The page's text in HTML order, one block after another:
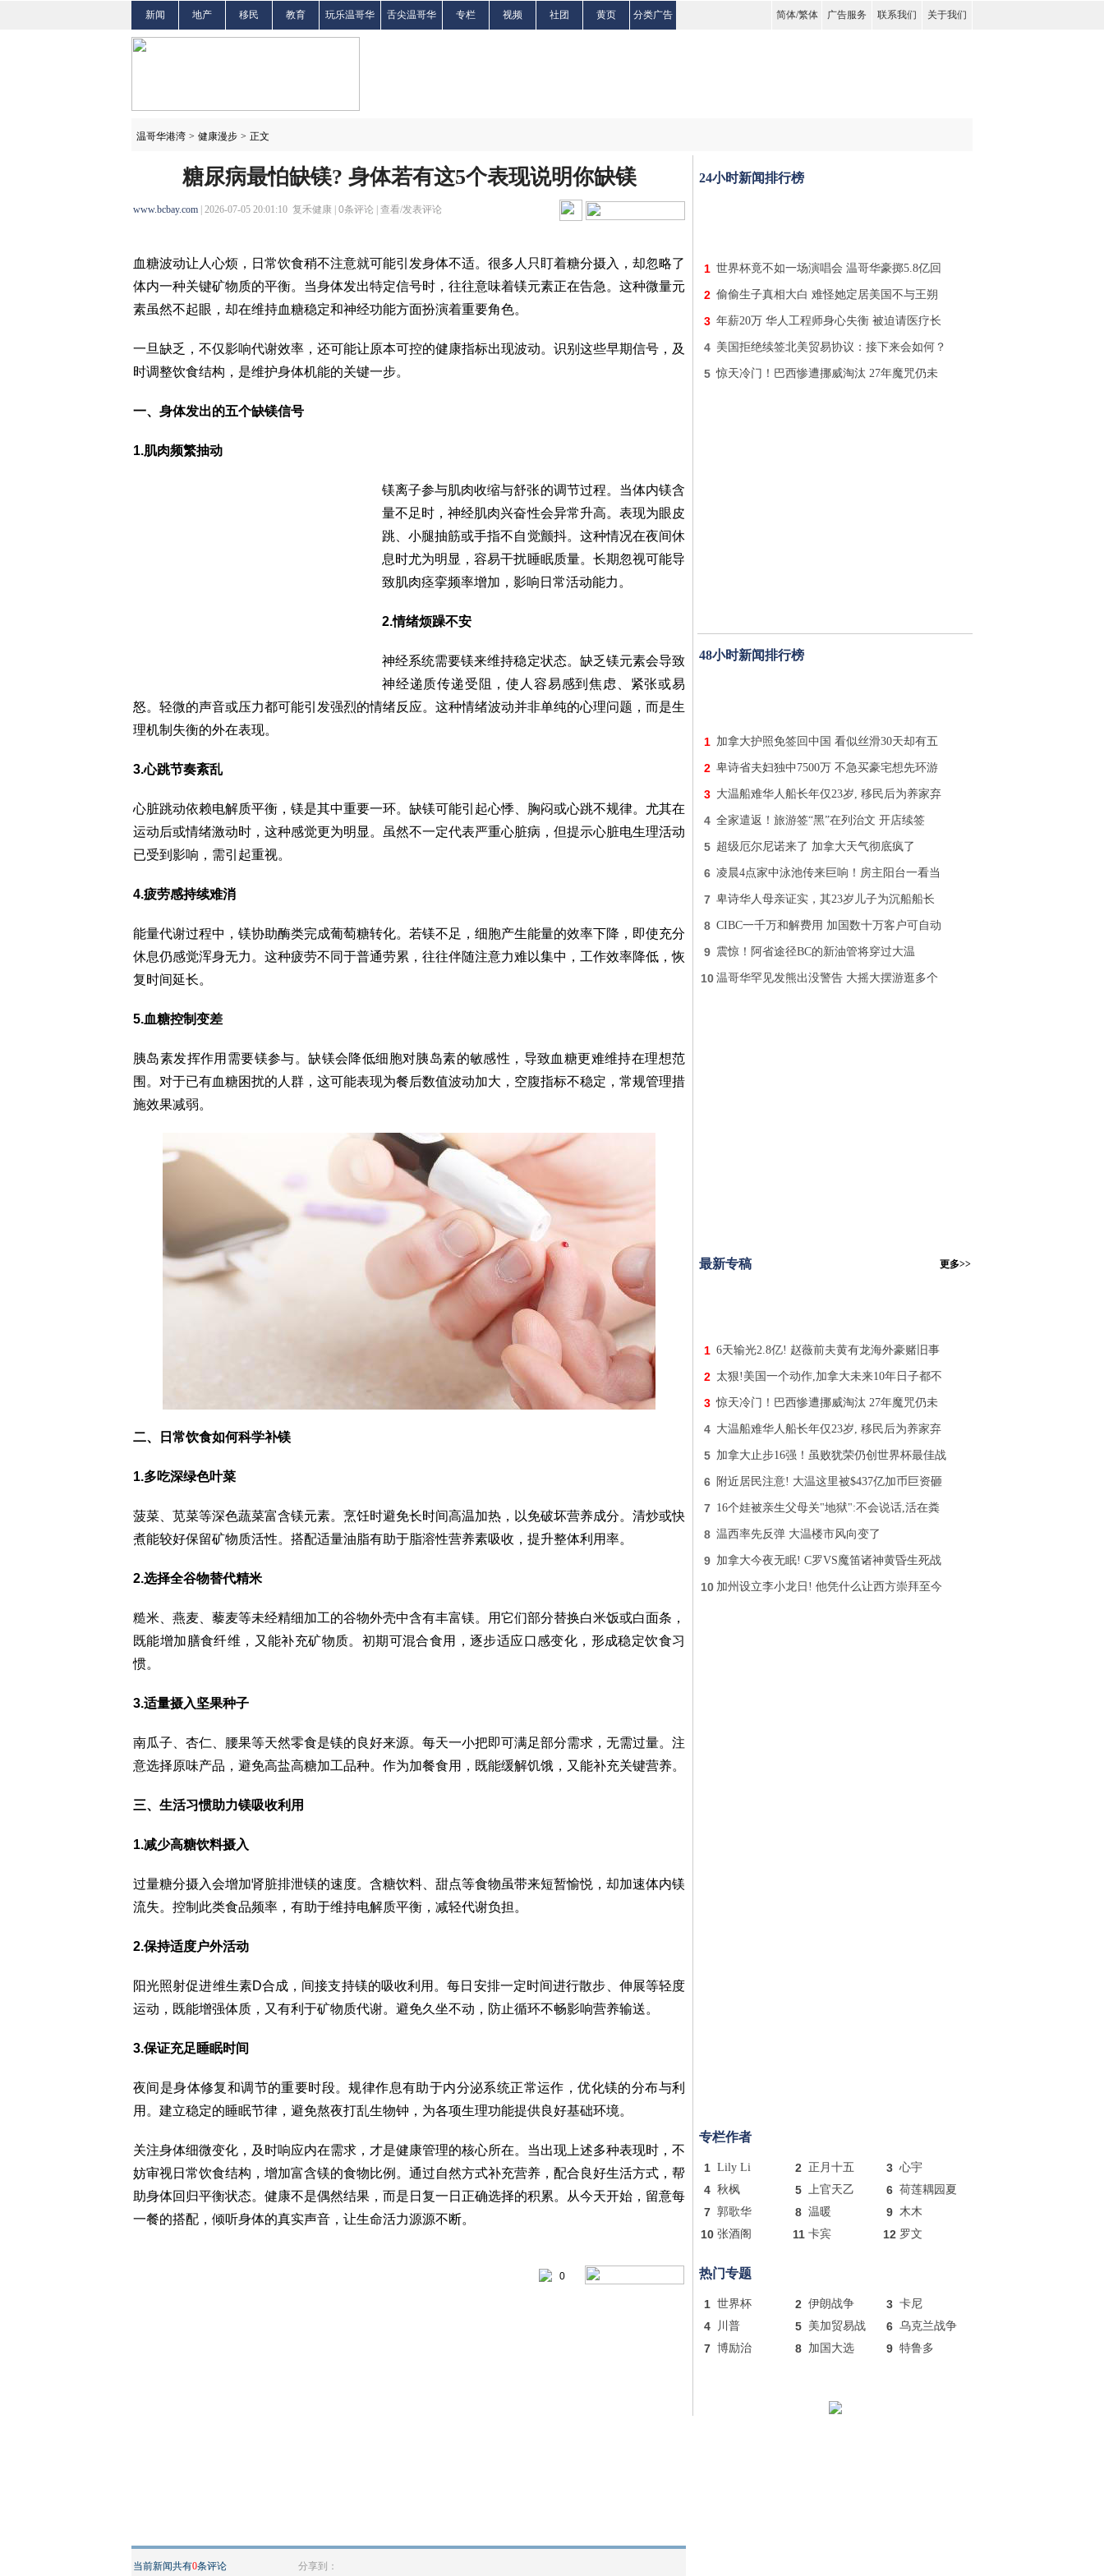
新闻 地产 移民 教育 玩乐温哥华 舌尖温哥华 专栏 视频 社团 黄页 分类广告 简体/繁体 广告服务 联系我们 关于我们
温哥华港湾 > 健康漫步 > 正文
糖尿病最怕缺镁? 身体若有这5个表现说明你缺镁
www.bcbay.com | 2026-07-05 20:01:10 复禾健康 | 0条评论 | 查看/发表评论
血糖波动让人心烦，日常饮食稍不注意就可能引发身体不适。很多人只盯着糖分摄入，却忽略了
体内一种关键矿物质的平衡。当身体发出特定信号时，往往意味着镁元素正在告急。这种微量元
素虽然不起眼，却在维持血糖稳定和神经功能方面扮演着重要角色。
一旦缺乏，不仅影响代谢效率，还可能让原本可控的健康指标出现波动。识别这些早期信号，及
时调整饮食结构，是维护身体机能的关键一步。
一、身体发出的五个缺镁信号
1.肌肉频繁抽动
镁离子参与肌肉收缩与舒张的调节过程。当体内镁含
量不足时，神经肌肉兴奋性会异常升高。表现为眼皮
跳、小腿抽筋或手指不自觉颤抖。这种情况在夜间休
息时尤为明显，容易干扰睡眠质量。长期忽视可能导
致肌肉痉挛频率增加，影响日常活动能力。
2.情绪烦躁不安
神经系统需要镁来维持稳定状态。缺乏镁元素会导致
神经递质传递受阻，使人容易感到焦虑、紧张或易
怒。轻微的声音或压力都可能引发强烈的情绪反应。这种情绪波动并非单纯的心理问题，而是生
理机制失衡的外在表现。
3.心跳节奏紊乱
心脏跳动依赖电解质平衡，镁是其中重要一环。缺镁可能引起心悸、胸闷或心跳不规律。尤其在
运动后或情绪激动时，这种感觉更为明显。虽然不一定代表严重心脏病，但提示心脏电生理活动
已受到影响，需引起重视。
4.疲劳感持续难消
能量代谢过程中，镁协助酶类完成葡萄糖转化。若镁不足，细胞产生能量的效率下降，即使充分
休息仍感觉浑身无力。这种疲劳不同于普通劳累，往往伴随注意力难以集中，工作效率降低，恢
复时间延长。
5.血糖控制变差
胰岛素发挥作用需要镁参与。缺镁会降低细胞对胰岛素的敏感性，导致血糖更难维持在理想范
围。对于已有血糖困扰的人群，这可能表现为餐后数值波动加大，空腹指标不稳定，常规管理措
施效果减弱。
二、日常饮食如何科学补镁
1.多吃深绿色叶菜
菠菜、苋菜等深色蔬菜富含镁元素。烹饪时避免长时间高温加热，以免破坏营养成分。清炒或快
煮能较好保留矿物质活性。搭配适量油脂有助于脂溶性营养素吸收，提升整体利用率。
2.选择全谷物替代精米
糙米、燕麦、藜麦等未经精细加工的谷物外壳中含有丰富镁。用它们部分替换白米饭或白面条，
既能增加膳食纤维，又能补充矿物质。初期可混合食用，逐步适应口感变化，形成稳定饮食习
惯。
3.适量摄入坚果种子
南瓜子、杏仁、腰果等天然零食是镁的良好来源。每天一小把即可满足部分需求，无需过量。注
意选择原味产品，避免高盐高糖加工品种。作为加餐食用，既能缓解饥饿，又能补充关键营养。
三、生活习惯助力镁吸收利用
1.减少高糖饮料摄入
过量糖分摄入会增加肾脏排泄镁的速度。含糖饮料、甜点等食物虽带来短暂愉悦，却加速体内镁
流失。控制此类食品频率，有助于维持电解质平衡，减轻代谢负担。
2.保持适度户外活动
阳光照射促进维生素D合成，间接支持镁的吸收利用。每日安排一定时间进行散步、伸展等轻度
运动，既能增强体质，又有利于矿物质代谢。避免久坐不动，防止循环不畅影响营养输送。
3.保证充足睡眠时间
夜间是身体修复和调节的重要时段。规律作息有助于内分泌系统正常运作，优化镁的分布与利
用。建立稳定的睡眠节律，避免熬夜打乱生物钟，为各项生理功能提供良好基础环境。
关注身体细微变化，及时响应内在需求，才是健康管理的核心所在。当出现上述多种表现时，不
妨审视日常饮食结构，增加富含镁的食物比例。通过自然方式补充营养，配合良好生活方式，帮
助身体回归平衡状态。健康不是偶然结果，而是日复一日正确选择的积累。从今天开始，留意每
一餐的搭配，倾听身体的真实声音，让生命活力源源不断。
0
当前新闻共有0条评论 分享到：
24小时新闻排行榜
1 世界杯竟不如一场演唱会 温哥华豪掷5.8亿回
2 偷偷生子真相大白 难怪她定居美国不与王朔
3 年薪20万 华人工程师身心失衡 被迫请医疗长
4 美国拒绝续签北美贸易协议：接下来会如何？
5 惊天冷门！巴西惨遭挪威淘汰 27年魔咒仍未
48小时新闻排行榜
1 加拿大护照免签回中国 看似丝滑30天却有五
2 卑诗省夫妇独中7500万 不急买豪宅想先环游
3 大温船难华人船长年仅23岁, 移民后为养家弃
4 全家遣返！旅游签“黑”在列治文 开店续签
5 超级厄尔尼诺来了 加拿大天气彻底疯了
6 凌晨4点家中泳池传来巨响！房主阳台一看当
7 卑诗华人母亲证实，其23岁儿子为沉船船长
8 CIBC一千万和解费用 加国数十万客户可自动
9 震惊！阿省途径BC的新油管将穿过大温
10 温哥华罕见发熊出没警告 大摇大摆游逛多个
最新专稿 更多>>
1 6天输光2.8亿! 赵薇前夫黄有龙海外豪赌旧事
2 太狠!美国一个动作,加拿大未来10年日子都不
3 惊天冷门！巴西惨遭挪威淘汰 27年魔咒仍未
4 大温船难华人船长年仅23岁, 移民后为养家弃
5 加拿大止步16强！虽败犹荣仍创世界杯最佳战
6 附近居民注意! 大温这里被$437亿加币巨资砸
7 16个娃被亲生父母关"地狱":不会说话,活在粪
8 温西率先反弹 大温楼市风向变了
9 加拿大今夜无眠! C罗VS魔笛诸神黄昏生死战
10 加州设立李小龙日! 他凭什么让西方崇拜至今
专栏作者
1 Lily Li 2 正月十五 3 心宇
4 秋枫 5 上官天乙 6 荷莲耦园夏
7 郭歌华 8 温暖 9 木木
10 张酒阁 11 卡宾 12 罗文
热门专题
1 世界杯 2 伊朗战争 3 卡尼
4 川普 5 美加贸易战 6 乌克兰战争
7 博励治 8 加国大选 9 特鲁多